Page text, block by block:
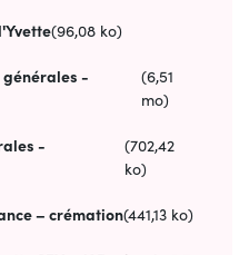
(96,08 ko)
générales -
(6,51
mo)
-
(702,42
ko)
– crémation(441,13 ko)